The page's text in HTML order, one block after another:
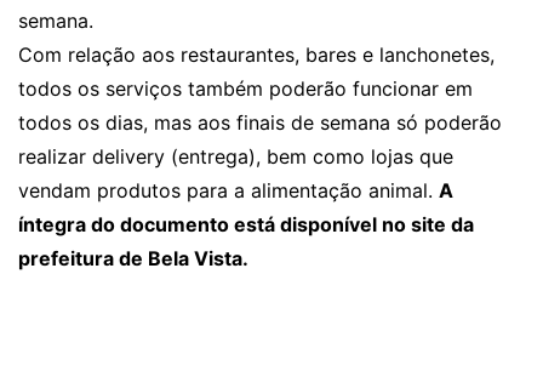
semana.
Com relação aos restaurantes, bares e lanchonetes,
todos os serviços também poderão funcionar em
todos os dias, mas aos finais de semana só poderão
realizar delivery (entrega), bem como lojas que
vendam produtos para a alimentação animal. A
íntegra do documento está disponível no site da
prefeitura de Bela Vista.